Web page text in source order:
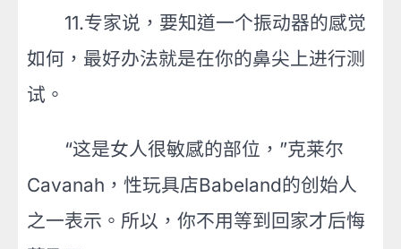
11.专家说，要知道一个振动器的感觉
如何，最好办法就是在你的鼻尖上进行测
试。
“这是女人很敏感的部位，”克莱尔
Cavanah，性玩具店Babeland的创始人
之一表示。所以，你不用等到回家才后悔